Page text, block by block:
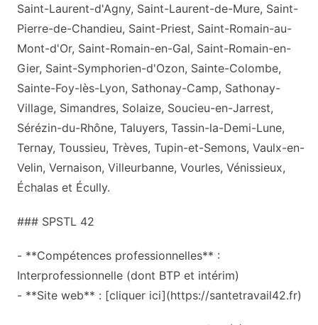
Saint-Laurent-d'Agny, Saint-Laurent-de-Mure, Saint-
Pierre-de-Chandieu, Saint-Priest, Saint-Romain-au-
Mont-d'Or, Saint-Romain-en-Gal, Saint-Romain-en-
Gier, Saint-Symphorien-d'Ozon, Sainte-Colombe,
Sainte-Foy-lès-Lyon, Sathonay-Camp, Sathonay-
Village, Simandres, Solaize, Soucieu-en-Jarrest,
Sérézin-du-Rhône, Taluyers, Tassin-la-Demi-Lune,
Ternay, Toussieu, Trèves, Tupin-et-Semons, Vaulx-en-
Velin, Vernaison, Villeurbanne, Vourles, Vénissieux,
Échalas et Écully.
### SPSTL 42
- **Compétences professionnelles** :
Interprofessionnelle (dont BTP et intérim)
- **Site web** : [cliquer ici](https://santetravail42.fr)